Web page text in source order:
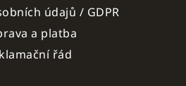
údajů / GDPR
a platba
řád